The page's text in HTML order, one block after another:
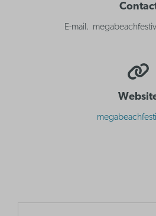
E-mail.